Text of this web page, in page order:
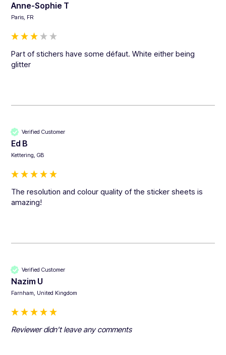
Anne-Sophie T
Paris, FR
Part of stichers have some défaut. White either being
glitter
Verified Customer
Ed B
Kettering, GB
The resolution and colour quality of the sticker sheets is
amazing!
Verified Customer
Nazim U
Farnham, United Kingdom
Reviewer didn't leave any comments